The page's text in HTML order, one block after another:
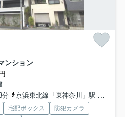
ンション
分
京浜東北線「東神奈川」駅 徒歩14分
宅配ボックス
防犯カメラ